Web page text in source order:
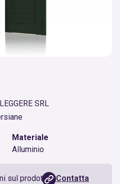
SRL
Materiale
Alluminio
sul prodotto? Contatta